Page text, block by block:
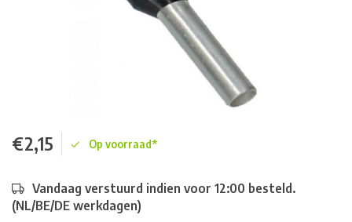
€2,15 Op voorraad*
Vandaag verstuurd indien voor 12:00 besteld.
(NL/BE/DE werkdagen)